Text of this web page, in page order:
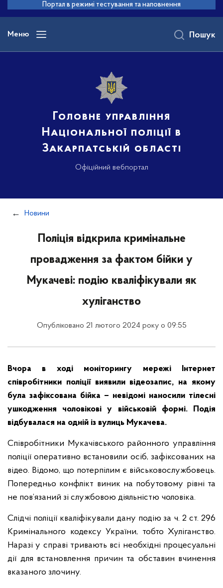
основного
вмісту
Портал в режимі тестування та наповнення
Меню
Головне управління
Національної поліції в
Закарпатській області
Офіційний вебпортал
Пошук
Новини
Поліція відкрила кримінальне
провадження за фактом бійки у
Мукачеві: подію кваліфікували як
хуліганство
Опубліковано 21 лютого 2024 року о 09:55
Вчора в ході моніторингу мережі Інтернет
співробітники поліції виявили відеозапис, на якому
була зафіксована бійка – невідомі наносили тілесні
ушкодження чоловікові у військовій формі. Подія
відбувалася на одній із вулиць Мукачева.
Співробітники Мукачівського районного управління
поліції оперативно встановили осіб, зафіксованих на
відео. Відомо, що потерпілим є військовослужбовець.
Попередньо конфлікт виник на побутовому рівні та
не пов’язаний зі службовою діяльністю чоловіка.
Слідчі поліції кваліфікували дану подію за ч. 2 ст. 296
Кримінального кодексу України, тобто Хуліганство.
Наразі у справі тривають всі необхідні процесуальні
дії для встановлення причин та обставин вчинення
вказаного злочину.